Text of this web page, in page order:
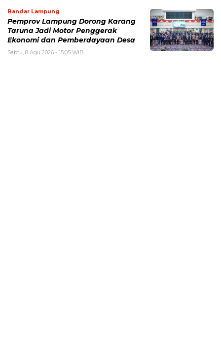
Bandar Lampung
Pemprov Lampung Dorong Karang
Taruna Jadi Motor Penggerak
Ekonomi dan Pemberdayaan Desa
Sabtu, 8 Agu 2026 - 15:05 WIB